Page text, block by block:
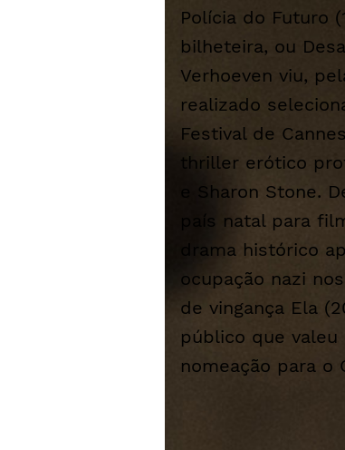
Polícia do Futuro
bilheteira, ou
Verhoeven viu,
realizado
Festival de
thriller erótico
e Sharon Stone.
país natal para
drama histórico
ocupação nazi
de vingança Ela
público que
nomeação para o